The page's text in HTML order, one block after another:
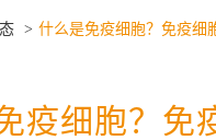
什么是免疫细胞？免疫细
疫细胞？免